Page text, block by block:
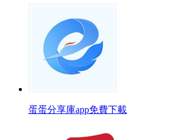
蛋蛋分享庫app免費下載